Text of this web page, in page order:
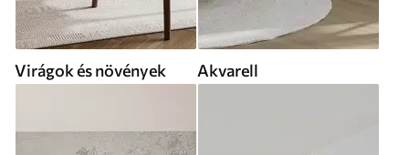
Virágok és növények Akvarell